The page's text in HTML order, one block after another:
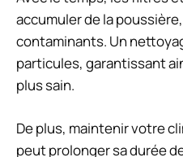
accumuler de la
contaminants. Un
particules, garantissant
plus sain.
De plus, maintenir votre
peut prolonger sa durée